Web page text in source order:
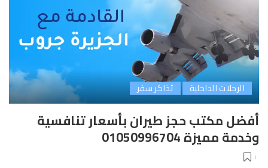
الرحلات الداخلية تذاكر سفر
أفضل مكتب حجز طيران بأسعار تنافسية
وخدمة مميزة 01050996704